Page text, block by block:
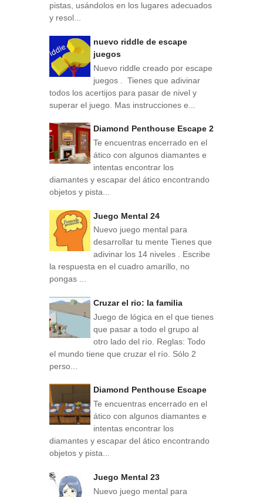
pistas, usándolos en los lugares adecuados
y resol...
nuevo riddle de escape
juegos
Nuevo riddle creado por escape
juegos . Tienes que adivinar
todos los acertijos para pasar de nivel y
superar el juego. Mas instrucciones e...
Diamond Penthouse Escape 2
Te encuentras encerrado en el
ático con algunos diamantes e
intentas encontrar los
diamantes y escapar del ático encontrando
objetos y pista...
Juego Mental 24
Nuevo juego mental para
desarrollar tu mente Tienes que
adivinar los 14 niveles . Escribe
la respuesta en el cuadro amarillo, no
pongas ...
Cruzar el rio: la familia
Juego de lógica en el que tienes
que pasar a todo el grupo al
otro lado del río. Reglas: Todo
el mundo tiene que cruzar el río. Sólo 2
perso...
Diamond Penthouse Escape
Te encuentras encerrado en el
ático con algunos diamantes e
intentas encontrar los
diamantes y escapar del ático encontrando
objetos y pista...
Juego Mental 23
Nuevo juego mental para